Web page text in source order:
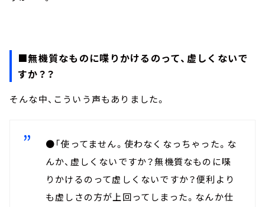
■無機質なものに喋りかけるのって、虚しくないで
すか？？
そんな中、こういう声もありました。
●「使ってません。使わなくなっちゃった。な
んか、虚しくないですか？無機質なものに喋
りかけるのって虚しくないですか？便利より
も虚しさの方が上回ってしまった。なんか仕